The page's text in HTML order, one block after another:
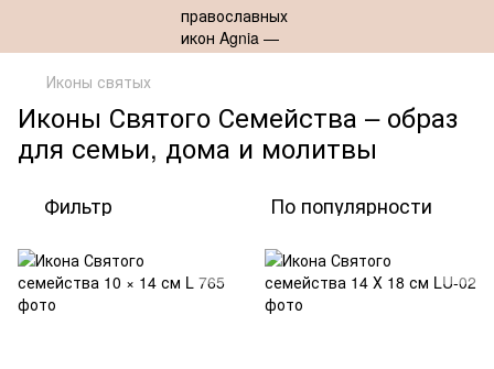
Иконы святых
Иконы Святого Семейства – образ
для семьи, дома и молитвы
Фильтр По популярности